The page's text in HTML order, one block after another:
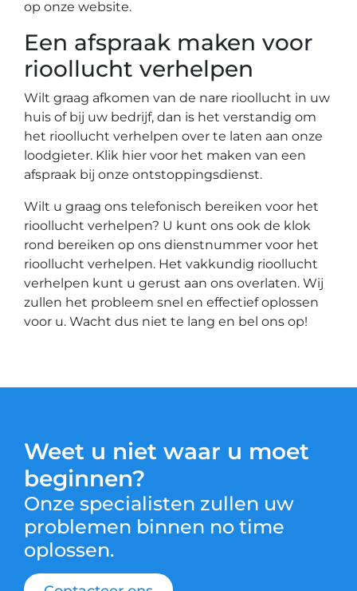
op onze website.
Een afspraak maken voor
rioollucht verhelpen
Wilt graag afkomen van de nare rioollucht in uw
huis of bij uw bedrijf, dan is het verstandig om
het rioollucht verhelpen over te laten aan onze
loodgieter. Klik hier voor het maken van een
afspraak bij onze ontstoppingsdienst.
Wilt u graag ons telefonisch bereiken voor het
rioollucht verhelpen? U kunt ons ook de klok
rond bereiken op ons dienstnummer voor het
rioollucht verhelpen. Het vakkundig rioollucht
verhelpen kunt u gerust aan ons overlaten. Wij
zullen het probleem snel en effectief oplossen
voor u. Wacht dus niet te lang en bel ons op!
Weet u niet waar u moet
beginnen?
Onze specialisten zullen uw
problemen binnen no time
oplossen.